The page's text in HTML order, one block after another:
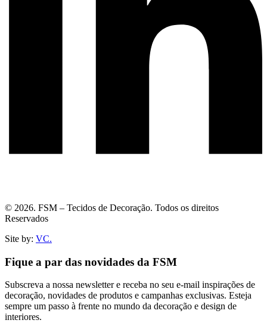
© 2026. FSM – Tecidos de Decoração. Todos os direitos
Reservados
Site by: VC.
Fique a par das novidades da FSM
Subscreva a nossa newsletter e receba no seu e-mail inspirações de
decoração, novidades de produtos e campanhas exclusivas. Esteja
sempre um passo à frente no mundo da decoração e design de
interiores.